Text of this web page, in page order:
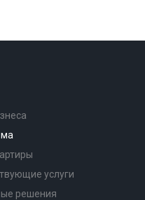
услуги
решения